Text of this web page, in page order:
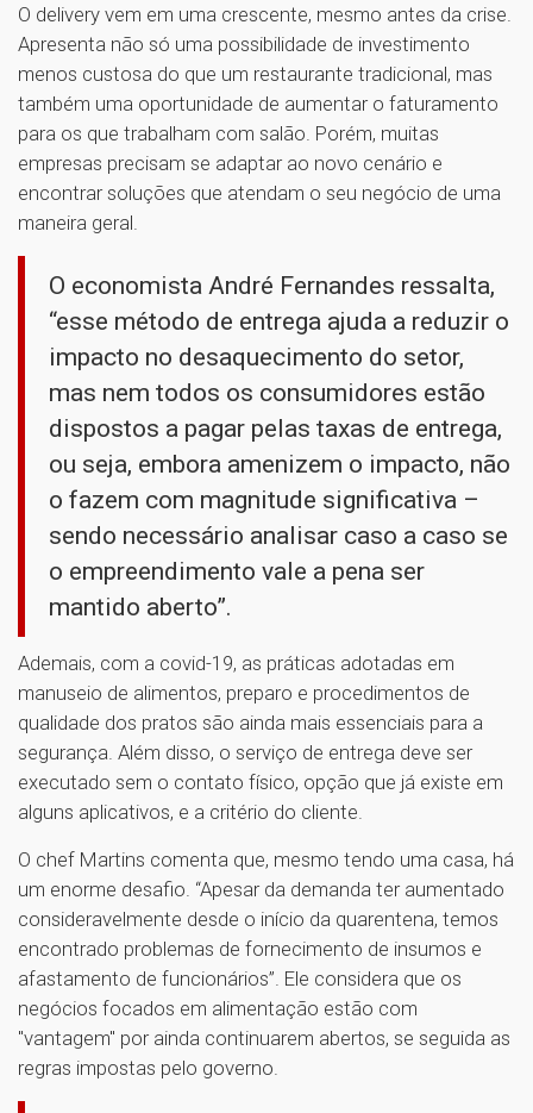
O delivery vem em uma crescente, mesmo antes da crise.
Apresenta não só uma possibilidade de investimento
menos custosa do que um restaurante tradicional, mas
também uma oportunidade de aumentar o faturamento
para os que trabalham com salão. Porém, muitas
empresas precisam se adaptar ao novo cenário e
encontrar soluções que atendam o seu negócio de uma
maneira geral.
O economista André Fernandes ressalta,
“esse método de entrega ajuda a reduzir o
impacto no desaquecimento do setor,
mas nem todos os consumidores estão
dispostos a pagar pelas taxas de entrega,
ou seja, embora amenizem o impacto, não
o fazem com magnitude significativa –
sendo necessário analisar caso a caso se
o empreendimento vale a pena ser
mantido aberto”.
Ademais, com a covid-19, as práticas adotadas em
manuseio de alimentos, preparo e procedimentos de
qualidade dos pratos são ainda mais essenciais para a
segurança. Além disso, o serviço de entrega deve ser
executado sem o contato físico, opção que já existe em
alguns aplicativos, e a critério do cliente.
O chef Martins comenta que, mesmo tendo uma casa, há
um enorme desafio. “Apesar da demanda ter aumentado
consideravelmente desde o início da quarentena, temos
encontrado problemas de fornecimento de insumos e
afastamento de funcionários”. Ele considera que os
negócios focados em alimentação estão com
"vantagem" por ainda continuarem abertos, se seguida as
regras impostas pelo governo.